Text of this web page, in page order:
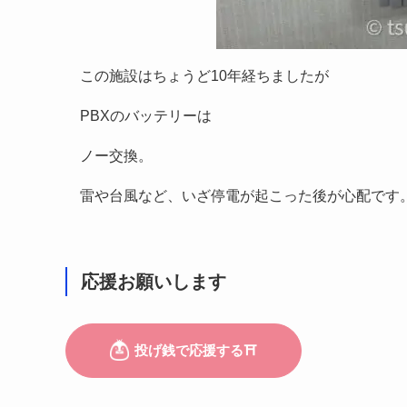
この施設はちょうど10年経ちましたが
PBXのバッテリーは
ノー交換。
雷や台風など、いざ停電が起こった後が心配です
応援お願いします